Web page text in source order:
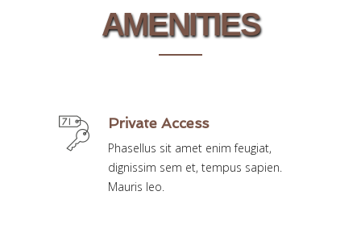
AMENITIES
Private Access
Phasellus sit amet enim feugiat,
dignissim sem et, tempus sapien.
Mauris leo.